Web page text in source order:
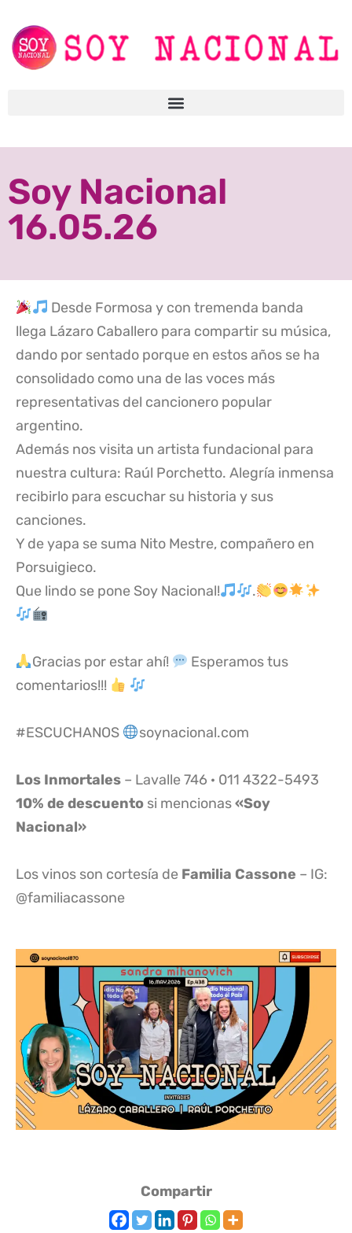
Soy Nacional
16.05.26
Desde Formosa y con tremenda banda
llega Lázaro Caballero para compartir su música,
dando por sentado porque en estos años se ha
consolidado como una de las voces más
representativas del cancionero popular
argentino.
Además nos visita un artista fundacional para
nuestra cultura: Raúl Porchetto. Alegría inmensa
recibirlo para escuchar su historia y sus
canciones.
Y de yapa se suma Nito Mestre, compañero en
Porsuigieco.
Que lindo se pone Soy Nacional!
.
Gracias por estar ahí!
Esperamos tus
comentarios!!!
#ESCUCHANOS soynacional.com
Los Inmortales – Lavalle 746 · 011 4322-5493
10% de descuento si mencionas«Soy
Nacional»
Los vinos son cortesía de Familia Cassone – IG:
@familiacassone
Compartir